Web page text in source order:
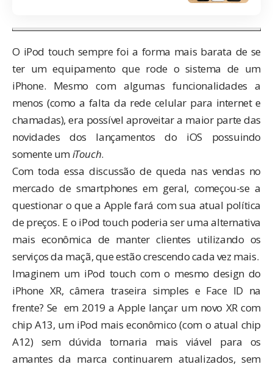
O iPod touch sempre foi a forma mais barata de se
ter um equipamento que rode o sistema de um
iPhone. Mesmo com algumas funcionalidades a
menos (como a falta da rede celular para internet e
chamadas), era possível aproveitar a maior parte das
novidades dos lançamentos do iOS possuindo
somente umiTouch.
Com toda essa discussão de queda nas vendas no
mercado de smartphones em geral, começou-se a
questionar o que a Apple fará com sua atual política
de preços. E o iPod touch poderia ser uma alternativa
mais econômica de manter clientes utilizando os
serviços da maçã, que estão crescendo cada vez mais.
Imaginem um iPod touch com o mesmo design do
iPhone XR, câmera traseira simples e Face ID na
frente? Se em 2019 a Apple lançar um novo XR com
chip A13, um iPod mais econômico (com o atual chip
A12) sem dúvida tornaria mais viável para os
amantes da marca continuarem atualizados, sem